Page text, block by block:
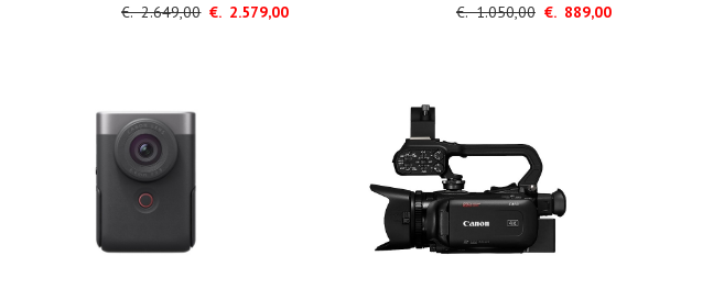
€. 2.649,00€. 2.579,00 €. 1.050,00€. 889,00